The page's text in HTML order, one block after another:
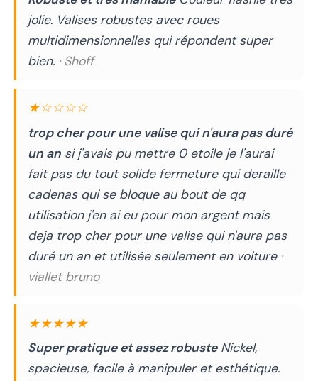
jolie. Valises robustes avec roues
multidimensionnelles qui répondent super
bien. · Shoff
★☆☆☆☆
trop cher pour une valise qui n'aura pas duré
un an si j'avais pu mettre 0 etoile je l'aurai
fait pas du tout solide fermeture qui deraille
cadenas qui se bloque au bout de qq
utilisation j'en ai eu pour mon argent mais
deja trop cher pour une valise qui n'aura pas
duré un an et utilisée seulement en voiture ·
viallet bruno
★★★★★
Super pratique et assez robusteNickel,
spacieuse, facile à manipuler et esthétique.